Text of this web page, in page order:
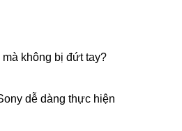
không bị đứt tay?
dễ dàng thực hiện